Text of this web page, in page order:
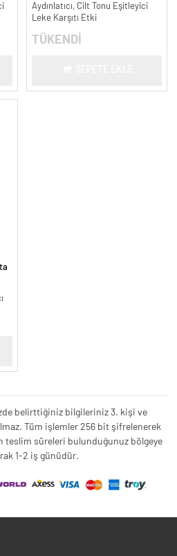
ml.
Aydınlatıcı, Cilt Tonu Eşitleyici
Leke Karşıtı Etki
TÜKENDİ
belirttiğiniz bilgileriniz 3. kişi ve
Tüm işlemler 256 bit şifrelenerek
teslim süreleri bulunduğunuz bölgeye
1-2 iş günüdür.